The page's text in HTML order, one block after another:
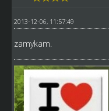
2013-12-06, 11:57:49
zamykam.